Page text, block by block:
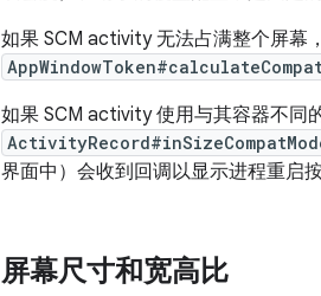
如果 SCM activity 无法占满整个屏幕
如果 SCM activity 使用与其容器不同
界面中）会收到回调以显示进程重启按
屏幕尺寸和宽高比